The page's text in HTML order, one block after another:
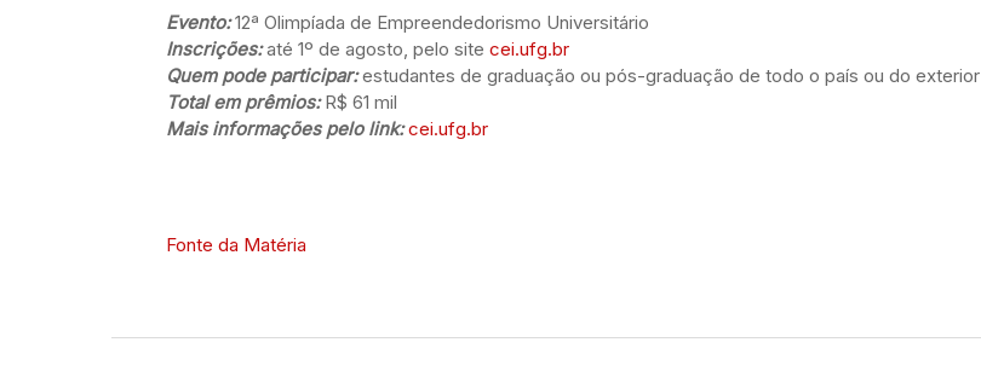
Evento:12ª Olimpíada de Empreendedorismo Universitário
Inscrições:até 1º de agosto, pelo site cei.ufg.br
Quem pode participar:estudantes de graduação ou pós-graduação de todo o país ou do exterior
Total em prêmios:R$ 61 mil
Mais informações pelo link: cei.ufg.br
Fonte da Matéria